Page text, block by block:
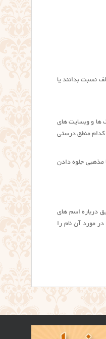
نسبت بدانند یا
ها و وبسایت های
کدام منطق درستی
مذهبی جلوه دادن
درباره اسم های
مورد آن نام را